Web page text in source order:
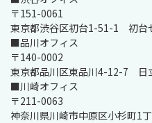
〒151-0061
東京都渋谷区初台1-51-1　初台
■品川オフィス
〒140-0002
東京都品川区東品川4-12-7　日
■川崎オフィス
〒211-0063
神奈川県川崎市中原区小杉町1